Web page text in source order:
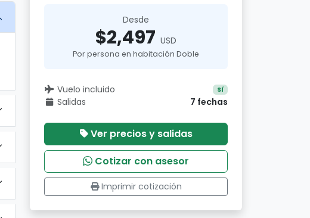
Desde
$2,497 USD
Por persona en habitación Doble
Vuelo incluido Sí
Salidas 7 fechas
Ver precios y salidas
Cotizar con asesor
Imprimir cotización